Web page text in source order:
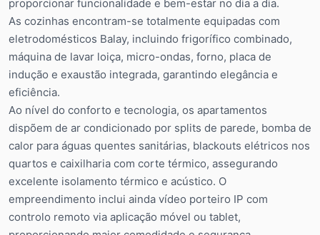
proporcionar funcionalidade e bem-estar no dia a dia.
As cozinhas encontram-se totalmente equipadas com
eletrodomésticos Balay, incluindo frigorífico combinado,
máquina de lavar loiça, micro-ondas, forno, placa de
indução e exaustão integrada, garantindo elegância e
eficiência.
Ao nível do conforto e tecnologia, os apartamentos
dispõem de ar condicionado por splits de parede, bomba de
calor para águas quentes sanitárias, blackouts elétricos nos
quartos e caixilharia com corte térmico, assegurando
excelente isolamento térmico e acústico. O
empreendimento inclui ainda vídeo porteiro IP com
controlo remoto via aplicação móvel ou tablet,